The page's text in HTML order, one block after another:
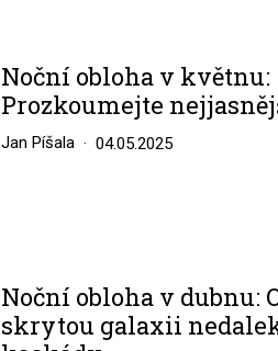
Noční obloha v květnu:
Prozkoumejte
Jan Píšala 04.05.2025
Noční obloha v dubnu:
skrytou galaxii